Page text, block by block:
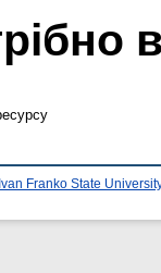
Franko State